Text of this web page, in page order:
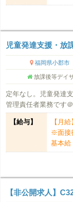
児童発達支援・放
福岡県小郡市
放課後等デイ
定年なし。児童発達
管理責任者業務です
【給与】
【月
※面接
基本給
【非公開求人】